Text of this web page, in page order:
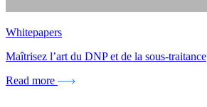
Whitepapers
Maîtrisez l’art du DNP et de la sous-traitance
Read more